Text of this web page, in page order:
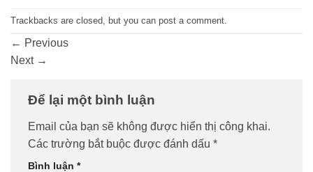
Trackbacks are closed, but you can post a comment
← Previous
Next →
Để lại một bình luận
Email của bạn sẽ không được hiển thị công khai.
Các trường bắt buộc được đánh dấu *
Bình luận *